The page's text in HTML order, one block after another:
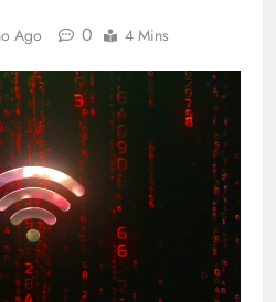
Ago 0 4 Mins